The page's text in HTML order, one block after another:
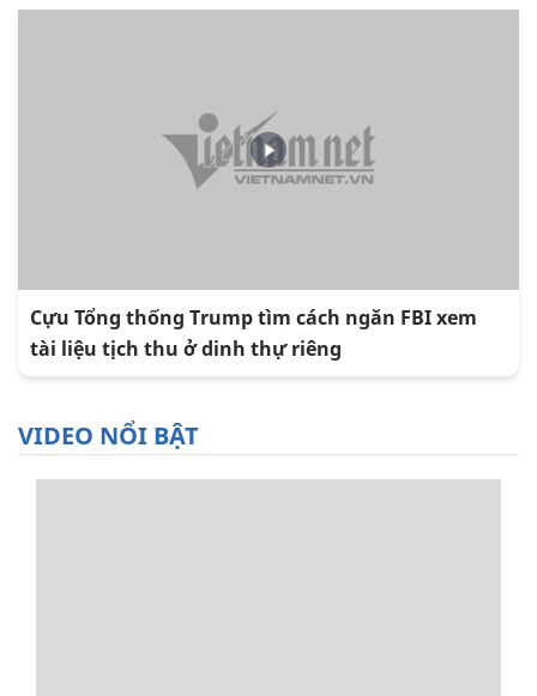
Cựu Tổng thống Trump tìm cách ngăn FBI xem
tài liệu tịch thu ở dinh thự riêng
VIDEO NỔI BẬT